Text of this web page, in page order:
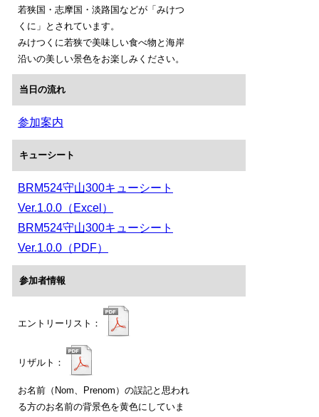
若狭国・志摩国・淡路国などが「みけつ
くに」とされています。
みけつくに若狭で美味しい食べ物と海岸
沿いの美しい景色をお楽しみください。
当日の流れ
参加案内
キューシート
BRM524守山300キューシート
Ver.1.0.0（Excel）
BRM524守山300キューシート
Ver.1.0.0（PDF）
参加者情報
エントリーリスト：
リザルト：
お名前（Nom、Prenom）の誤記と思われ
る方のお名前の背景色を黄色にしていま